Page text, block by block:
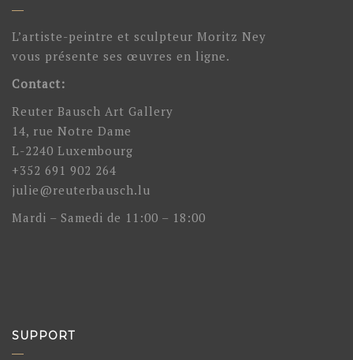
L’artiste-peintre et sculpteur Moritz Ney
vous présente ses œuvres en ligne.
Contact:
Reuter Bausch Art Gallery
14, rue Notre Dame
L-2240 Luxembourg
+352 691 902 264
julie@reuterbausch.lu
Mardi – Samedi de 11:00 – 18:00
SUPPORT